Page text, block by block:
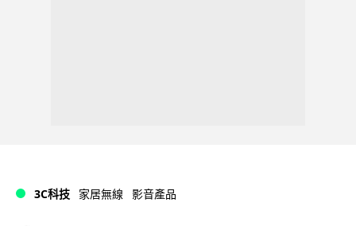
3C科技 家居無線 影音產品